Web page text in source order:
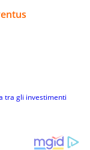
tra gli investimenti